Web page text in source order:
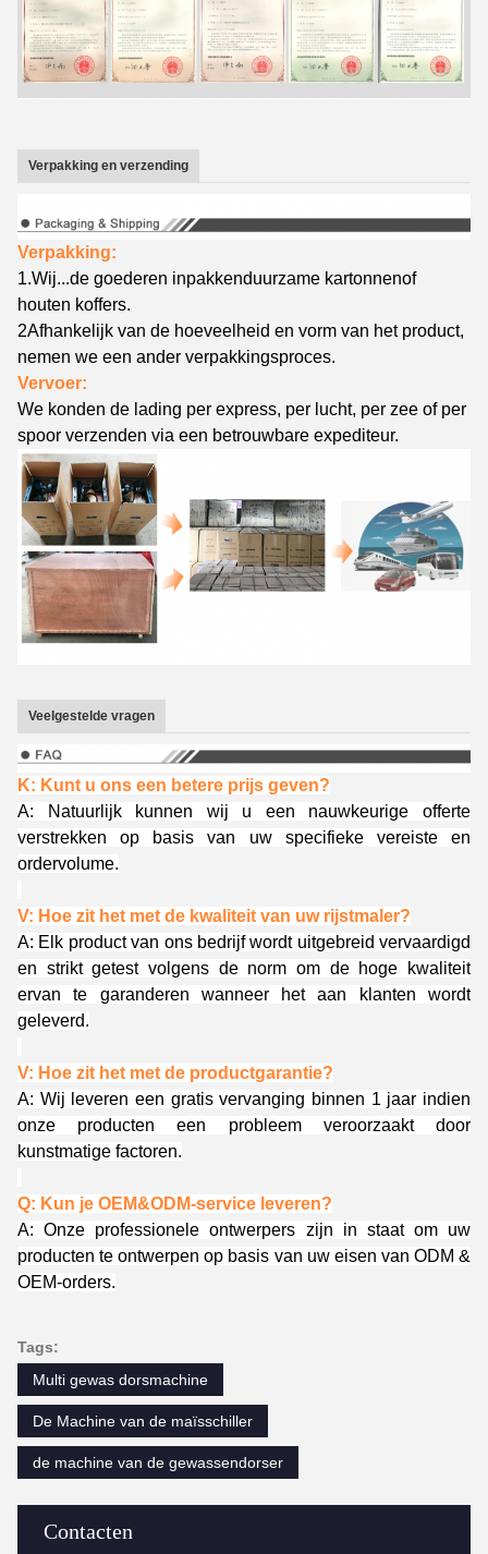
Contacten
Verpakking en verzending
Verpakking:
1.Wij...de goederen inpakkenduurzame kartonnenof
houten koffers.
2Afhankelijk van de hoeveelheid en vorm van het product,
nemen we een ander verpakkingsproces.
Vervoer:
We konden de lading per express, per lucht, per zee of per
spoor verzenden via een betrouwbare expediteur.
Veelgestelde vragen
K: Kunt u ons een betere prijs geven?
A: Natuurlijk kunnen wij u een nauwkeurige offerte
verstrekken op basis van uw specifieke vereiste en
ordervolume.
V: Hoe zit het met de kwaliteit van uw rijstmaler?
A: Elk product van ons bedrijf wordt uitgebreid vervaardigd
en strikt getest volgens de norm om de hoge kwaliteit
ervan te garanderen wanneer het aan klanten wordt
geleverd.
V: Hoe zit het met de productgarantie?
A: Wij leveren een gratis vervanging binnen 1 jaar indien
onze producten een probleem veroorzaakt door
kunstmatige factoren.
Q: Kun je OEM&ODM-service leveren?
A: Onze professionele ontwerpers zijn in staat om uw
producten te ontwerpen op basis van uw eisen van ODM &
OEM-orders.
Tags:
Multi gewas dorsmachine
De Machine van de maïsschiller
de machine van de gewassendorser